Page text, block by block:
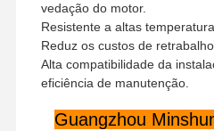
vedação do motor.
Resistente a altas
Reduz os custos de
Alta compatibilidade da
eficiência de manutenção.
Guangzhou